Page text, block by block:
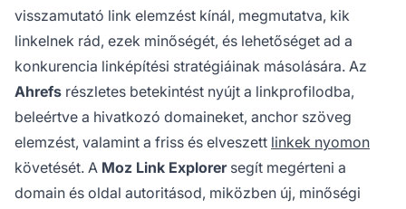
visszamutató link elemzést kínál, megmutatva, kik
linkelnek rád, ezek minőségét, és lehetőséget ad a
konkurencia linképítési stratégiáinak másolására. Az
Ahrefs részletes betekintést nyújt a linkprofilodba,
beleértve a hivatkozó domaineket, anchor szöveg
elemzést, valamint a friss és elveszett linkek nyomon
követését. A Moz Link Explorersegít megérteni a
domain és oldal autoritásod, miközben új, minőségi